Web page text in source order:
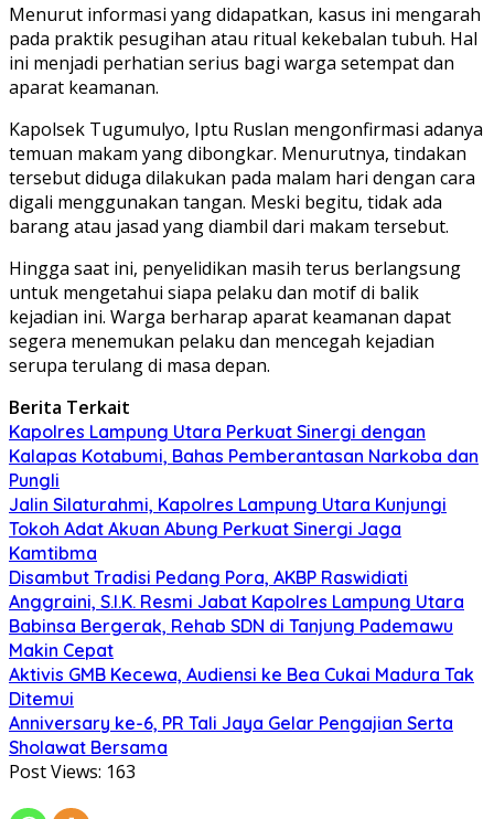
Menurut informasi yang didapatkan, kasus ini mengarah
pada praktik pesugihan atau ritual kekebalan tubuh. Hal
ini menjadi perhatian serius bagi warga setempat dan
aparat keamanan.
Kapolsek Tugumulyo, Iptu Ruslan mengonfirmasi adanya
temuan makam yang dibongkar. Menurutnya, tindakan
tersebut diduga dilakukan pada malam hari dengan cara
digali menggunakan tangan. Meski begitu, tidak ada
barang atau jasad yang diambil dari makam tersebut.
Hingga saat ini, penyelidikan masih terus berlangsung
untuk mengetahui siapa pelaku dan motif di balik
kejadian ini. Warga berharap aparat keamanan dapat
segera menemukan pelaku dan mencegah kejadian
serupa terulang di masa depan.
Berita Terkait
Kapolres Lampung Utara Perkuat Sinergi dengan
Kalapas Kotabumi, Bahas Pemberantasan Narkoba dan
Pungli
Jalin Silaturahmi, Kapolres Lampung Utara Kunjungi
Tokoh Adat Akuan Abung Perkuat Sinergi Jaga
Kamtibma
Disambut Tradisi Pedang Pora, AKBP Raswidiati
Anggraini, S.I.K. Resmi Jabat Kapolres Lampung Utara
Babinsa Bergerak, Rehab SDN di Tanjung Pademawu
Makin Cepat
Aktivis GMB Kecewa, Audiensi ke Bea Cukai Madura Tak
Ditemui
Anniversary ke-6, PR Tali Jaya Gelar Pengajian Serta
Sholawat Bersama
Post Views: 163